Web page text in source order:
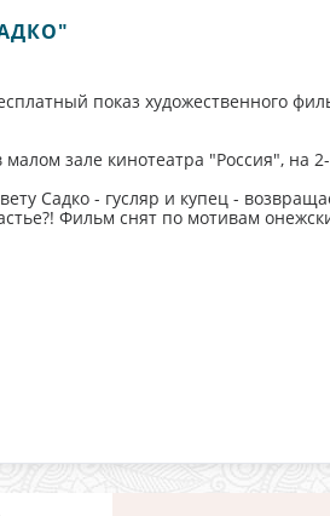
показ художественного
зале кинотеатра "Россия", на
Садко - гусляр и купец -
Фильм снят по мотивам